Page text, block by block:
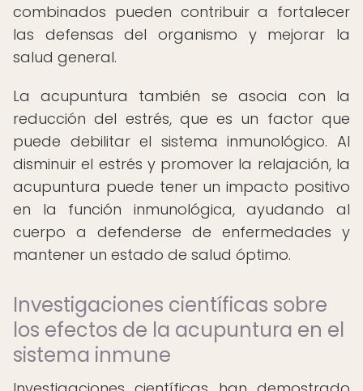
combinados pueden contribuir a fortalecer
las defensas del organismo y mejorar la
salud general.
La acupuntura también se asocia con la
reducción del estrés, que es un factor que
puede debilitar el sistema inmunológico. Al
disminuir el estrés y promover la relajación, la
acupuntura puede tener un impacto positivo
en la función inmunológica, ayudando al
cuerpo a defenderse de enfermedades y
mantener un estado de salud óptimo.
Investigaciones científicas sobre
los efectos de la acupuntura en el
sistema inmune